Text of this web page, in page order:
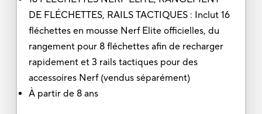
DE FLÉCHETTES, RAILS TACTIQUES : Inclut 16
fléchettes en mousse Nerf Elite officielles, du
rangement pour 8 fléchettes afin de recharger
rapidement et 3 rails tactiques pour des
accessoires Nerf (vendus séparément)
À partir de 8 ans